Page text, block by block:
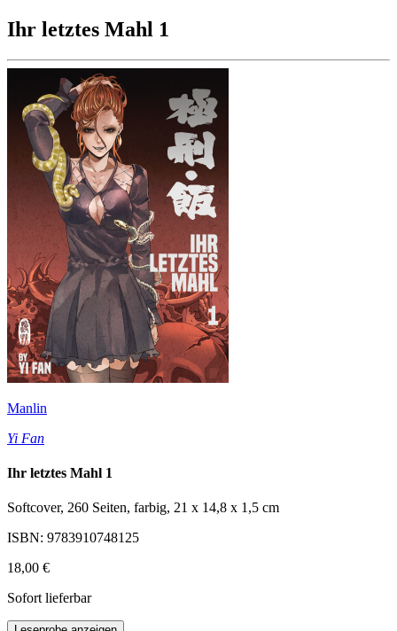
Ihr letztes Mahl 1
Manlin
Yi Fan
Ihr letztes Mahl 1
Softcover, 260 Seiten, farbig, 21 x 14,8 x 1,5 cm
ISBN: 9783910748125
18,00 €
Sofort lieferbar